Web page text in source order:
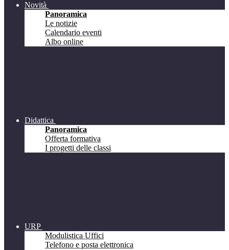
Novità
Panoramica
Le notizie
Calendario eventi
Albo online
Didattica
Panoramica
Offerta formativa
I progetti delle classi
URP
Modulistica Uffici
Telefono e posta elettronica